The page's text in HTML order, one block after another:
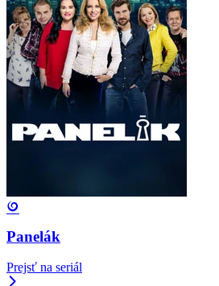
Panelák
Prejsť na seriál